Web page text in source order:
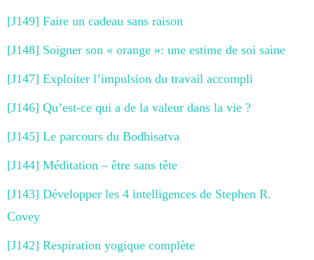
[J149] Faire un cadeau sans raison
[J148] Soigner son « orange »: une estime de soi saine
[J147] Exploiter l’impulsion du travail accompli
[J146] Qu’est-ce qui a de la valeur dans la vie ?
[J145] Le parcours du Bodhisatva
[J144] Méditation – être sans tête
[J143] Développer les 4 intelligences de Stephen R.
Covey
[J142] Respiration yogique complète